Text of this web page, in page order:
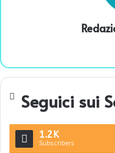
Seguici sui
1.2K
Subscribers